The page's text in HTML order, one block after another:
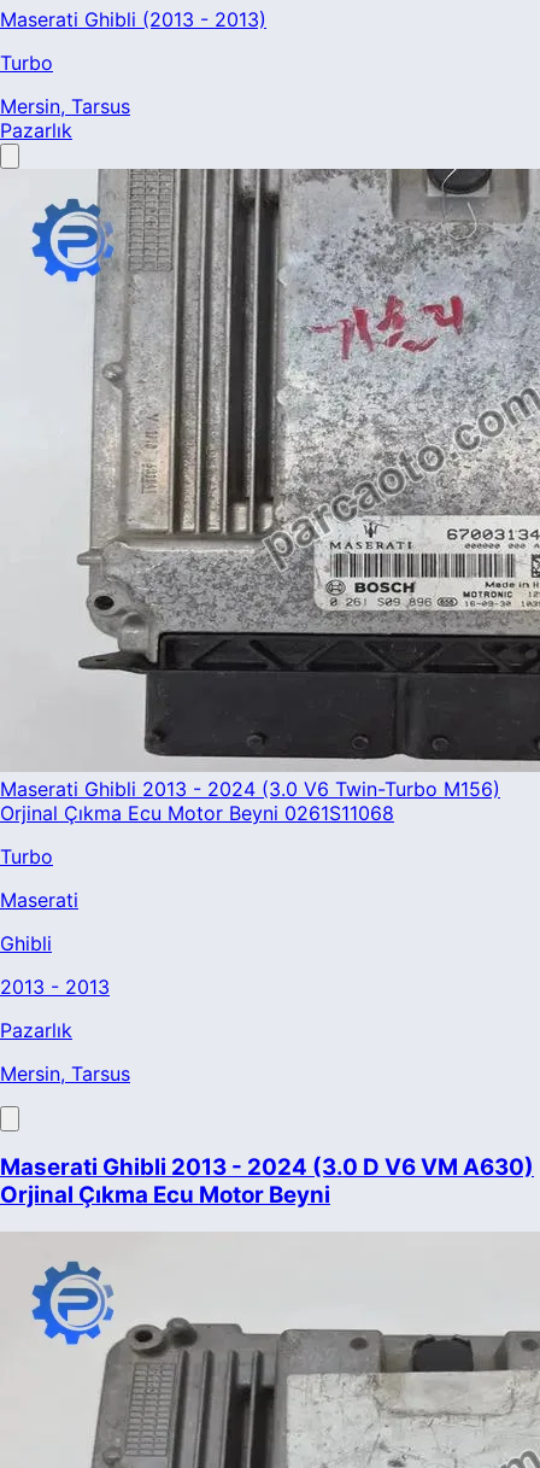
Maserati Ghibli (2013 - 2013)
Turbo
Mersin, Tarsus
Pazarlık
Maserati Ghibli 2013 - 2024 (3.0 V6 Twin-Turbo M156)
Orjinal Çıkma Ecu Motor Beyni 0261S11068
Turbo
Maserati
Ghibli
2013 - 2013
Pazarlık
Mersin, Tarsus
Maserati Ghibli 2013 - 2024 (3.0 D V6 VM A630)
Orjinal Çıkma Ecu Motor Beyni